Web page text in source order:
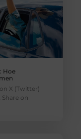
Hoe
X (Twitter)
on